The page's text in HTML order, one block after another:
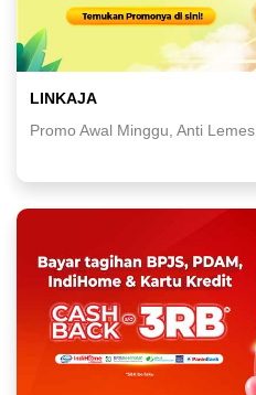
LINKAJA
Promo Awal Minggu, Anti Lemes